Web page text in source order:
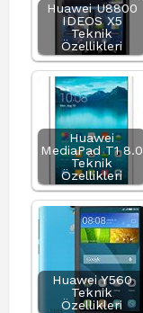
Huawei U8800
IDEOS X5
Teknik
Özellikleri
Huawei
MediaPad T1 8.0
Teknik
Özellikleri
Huawei Y560
Teknik
Özellikleri